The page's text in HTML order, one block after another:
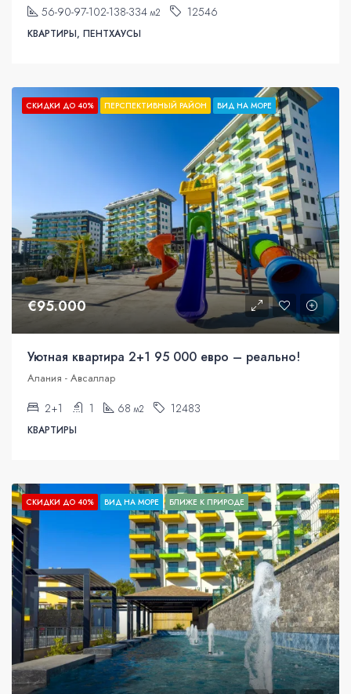
56-90-97-102-138-334 м2 12546
КВАРТИРЫ, ПЕНТХАУСЫ
СКИДКИ ДО 40% ПЕРСПЕКТИВНЫЙ РАЙОН ВИД НА МОРЕ
€95.000
Уютная квартира 2+1 95 000 евро – реально!
Алания - Авсаллар
2+1 1 68 м2 12483
КВАРТИРЫ
СКИДКИ ДО 40% ВИД НА МОРЕ БЛИЖЕ К ПРИРОДЕ